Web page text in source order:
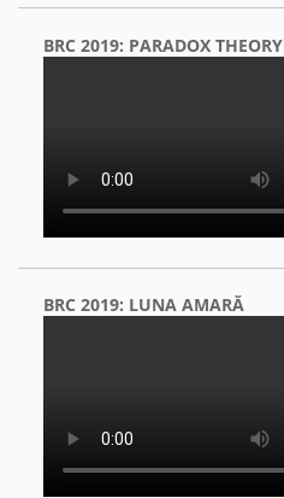
BRC 2019: PARADOX THEORY
BRC 2019: LUNA AMARĂ